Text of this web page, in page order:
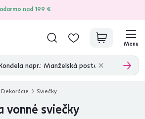
nad 199 €
31 285overených produktových recenzií
Menu
Dekorácie Sviečky
vonné sviečky